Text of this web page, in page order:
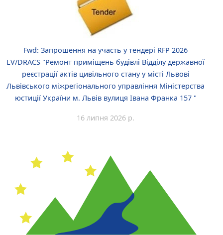
Fwd: Запрошення на участь у тендері RFP 2026
LV/DRACS "Ремонт приміщень будівлі Відділу державної
реєстрації актів цивільного стану у місті Львові
Львівського міжрегіонального управління Міністерства
юстиції України м. Львів вулиця Івана Франка 157 "
16 липня 2026 р.